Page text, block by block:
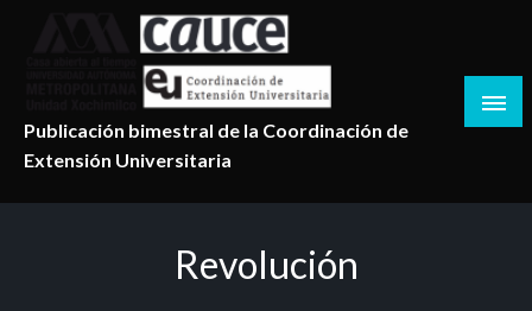
Publicación bimestral de la Coordinación de
Extensión Universitaria
Revolución